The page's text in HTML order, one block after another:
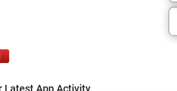
Latest App Activity